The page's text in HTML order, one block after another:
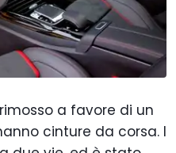
a favore di un
cinture da corsa. I